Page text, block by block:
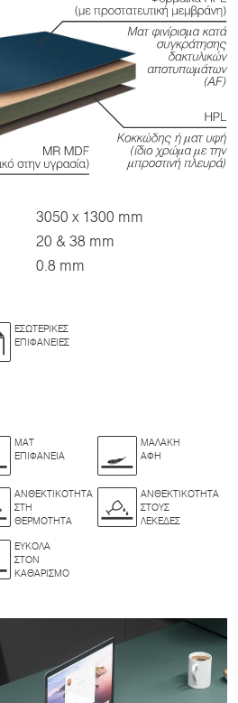
3050 x 1300 mm
20 & 38 mm
0.8 mm
ΕΣΩΤΕΡΙΚΈΣ
ΕΠΙΦΆΝΕΙΕΣ
ΜΑΤ
ΕΠΙΦΆΝΕΙΑ
ΜΑΛΑΚΉ
ΑΦΉ
ΑΝΘΕΚΤΙΚΌΤΗΤΑ
ΣΤΗ
ΘΕΡΜΌΤΗΤΑ
ΑΝΘΕΚΤΙΚΌΤΗΤΑ
ΣΤΟΥΣ
ΛΕΚΈΔΕΣ
ΕΎΚΟΛΑ
ΣΤΟΝ
ΚΑΘΑΡΙΣΜΌ